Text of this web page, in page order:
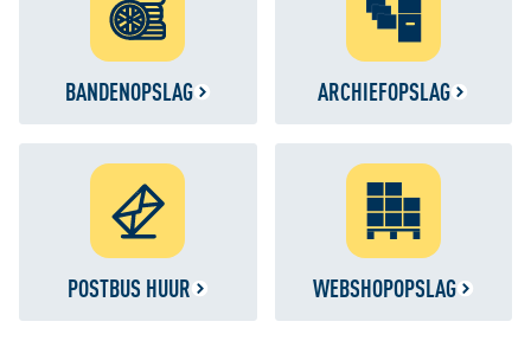
BANDENOPSLAG ARCHIEFOPSLAG
POSTBUS HUUR WEBSHOPOPSLAG